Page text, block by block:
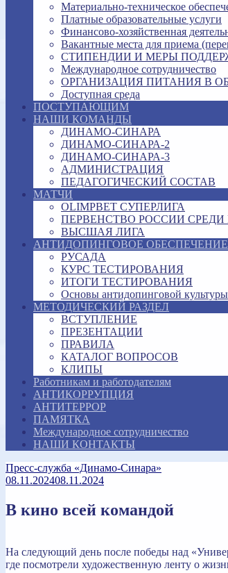
Материально-техническое
Платные образовательные услуги
Финансово-хозяйственная
Вакантные места для приема
СТИПЕНДИИ И МЕРЫ
Международное сотрудничество
ОРГАНИЗАЦИЯ ПИТАНИЯ В
Доступная среда
ПОСТУПАЮЩИМ
НАШИ КОМАНДЫ
ДИНАМО-СИНАРА
ДИНАМО-СИНАРА-2
ДИНАМО-СИНАРА-3
АДМИНИСТРАЦИЯ
ПЕДАГОГИЧЕСКИЙ СОСТАВ
МАТЧИ
OLIMPBET СУПЕРЛИГА
ПЕРВЕНСТВО РОССИИ
ВЫСШАЯ ЛИГА
АНТИДОПИНГОВОЕ ОБЕСПЕЧЕНИЕ
РУСАДА
КУРС ТЕСТИРОВАНИЯ
ИТОГИ ТЕСТИРОВАНИЯ
Основы антидопинговой культуры
МЕТОДИЧЕСКИЙ РАЗДЕЛ
ВСТУПЛЕНИЕ
ПРЕЗЕНТАЦИИ
ПРАВИЛА
КАТАЛОГ ВОПРОСОВ
КЛИПЫ
Работникам и работодателям
АНТИКОРРУПЦИЯ
АНТИТЕРРОР
ПАМЯТКА
Международное сотрудничество
НАШИ КОНТАКТЫ
Пресс-служба «Динамо-Синара»
08.11.202408.11.2024
В кино всей командой
На следующий день после победы над
где посмотрели художественную ленту о